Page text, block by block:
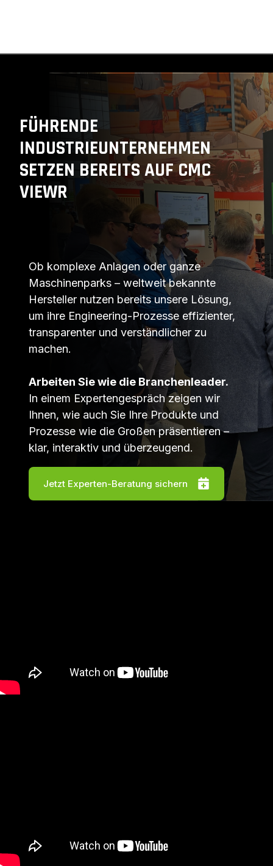
FÜHRENDE
INDUSTRIEUNTERNEHMEN
SETZEN BEREITS AUF CMC
VIEWR
Ob komplexe Anlagen oder ganze
Maschinenparks – weltweit bekannte
Hersteller nutzen bereits unsere Lösung,
um ihre Engineering-Prozesse effizienter,
transparenter und verständlicher zu
machen.
Arbeiten Sie wie die Branchenleader.
In einem Expertengespräch zeigen wir
Ihnen, wie auch Sie Ihre Produkte und
Prozesse wie die Großen präsentieren –
klar, interaktiv und überzeugend.
Jetzt Experten-Beratung sichern